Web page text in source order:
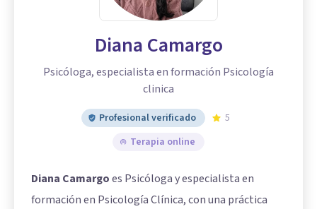
Diana Camargo
Psicóloga, especialista en formación Psicología
clinica
Profesional verificado
5
Terapia online
Diana Camargoes Psicóloga y especialista en
formación en Psicología Clínica, con una práctica